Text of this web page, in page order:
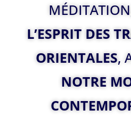
L’ESPRIT DES
ORIENTALES,
NOTRE